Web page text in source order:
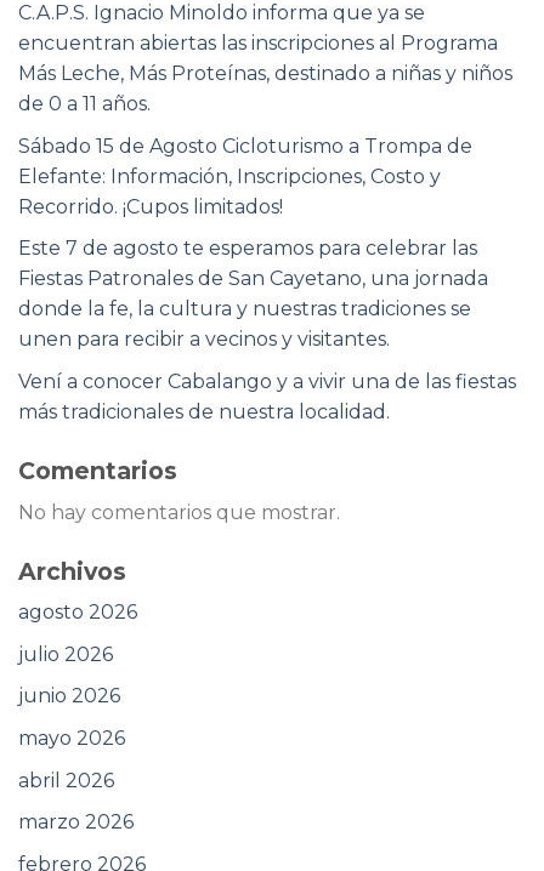
C.A.P.S. Ignacio Minoldo informa que ya se
encuentran abiertas las inscripciones al Programa
Más Leche, Más Proteínas, destinado a niñas y niños
de 0 a 11 años.
Sábado 15 de Agosto Cicloturismo a Trompa de
Elefante: Información, Inscripciones, Costo y
Recorrido. ¡Cupos limitados!
Este 7 de agosto te esperamos para celebrar las
Fiestas Patronales de San Cayetano, una jornada
donde la fe, la cultura y nuestras tradiciones se
unen para recibir a vecinos y visitantes.
Vení a conocer Cabalango y a vivir una de las fiestas
más tradicionales de nuestra localidad.
Comentarios
No hay comentarios que mostrar.
Archivos
agosto 2026
julio 2026
junio 2026
mayo 2026
abril 2026
marzo 2026
febrero 2026